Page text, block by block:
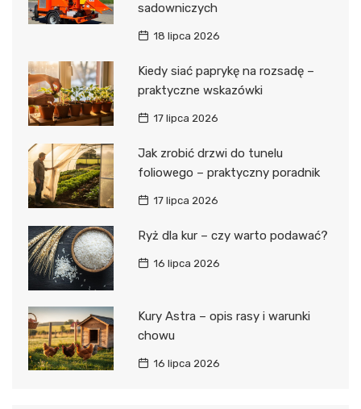
sadowniczych
18 lipca 2026
Kiedy siać paprykę na rozsadę –
praktyczne wskazówki
17 lipca 2026
Jak zrobić drzwi do tunelu
foliowego – praktyczny poradnik
17 lipca 2026
Ryż dla kur – czy warto podawać?
16 lipca 2026
Kury Astra – opis rasy i warunki
chowu
16 lipca 2026